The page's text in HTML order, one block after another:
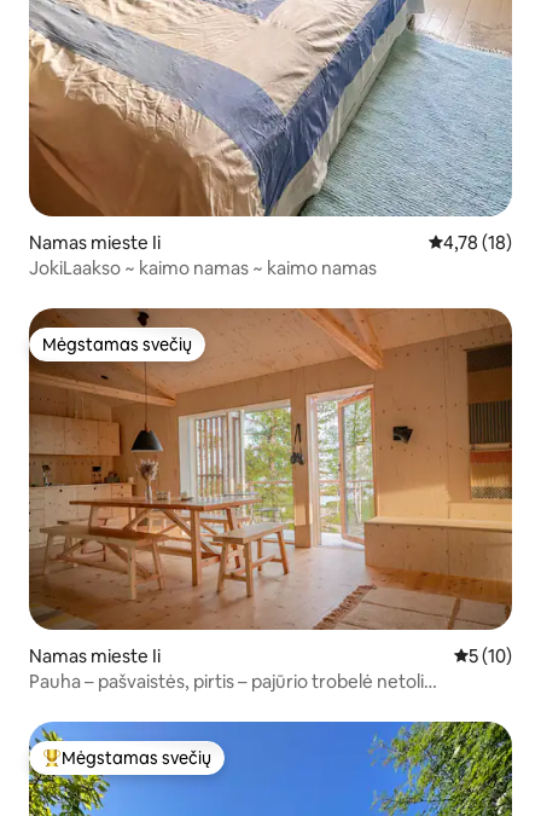
Namas mieste Ii Vidutinis
4,78 (18)
JokiLaakso ~ kaimo namas ~ kaimo namas
Mėgstamas svečių
Mėgstamas svečių
Namas mieste Ii Vidutinis
5 (10)
Pauha – pašvaistės, pirtis – pajūrio trobelė netoli
Svečių mėgstamiausias
Mėgstamas svečių